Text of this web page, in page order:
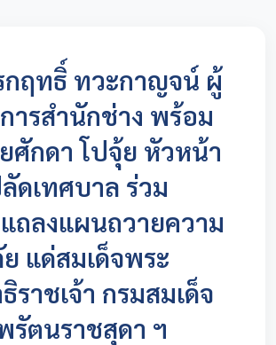
กฤทธิ์ ทวะกาญจน์ ผู้
ารสำนักช่าง พร้อม
ศักดา โปจุ้ย หัวหน้า
ดเทศบาล ร่วม
ถลงแผนถวายความ
แด่สมเด็จพระ
ราชเจ้า กรมสมเด็จ
รัตนราชสุดา ฯ